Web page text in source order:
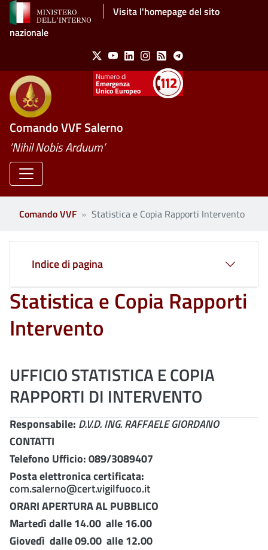
Salta al contenuto principaleVisita l'homepage del sito
nazionale
Social Menu
X YoutubeLinkedinInstagram
Feed Telegram
Emergenza
Unico Europeo
Comando VVF Salerno
’Nihil Nobis Arduum’
Comando VVF Statistica e Copia Rapporti Intervento
Statistica e Copia Rapporti
Intervento
UFFICIO STATISTICA E COPIA
RAPPORTI DI INTERVENTO
Responsabile: D.V.D. ING. RAFFAELE GIORDANO
CONTATTI
Telefono Ufficio: 089/3089407
Posta elettronica certificata:
com.salerno@cert.vigilfuoco.it
ORARI APERTURA ALPUBBLICO
Martedìdalle14.00 alle16.00
Giovedì dalle09.00 alle12.00
Indice di pagina